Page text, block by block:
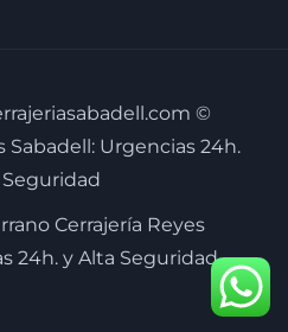
©
Sabadell: Urgencias 24h.
Cerrajería Reyes
24h. y Alta Seguridad